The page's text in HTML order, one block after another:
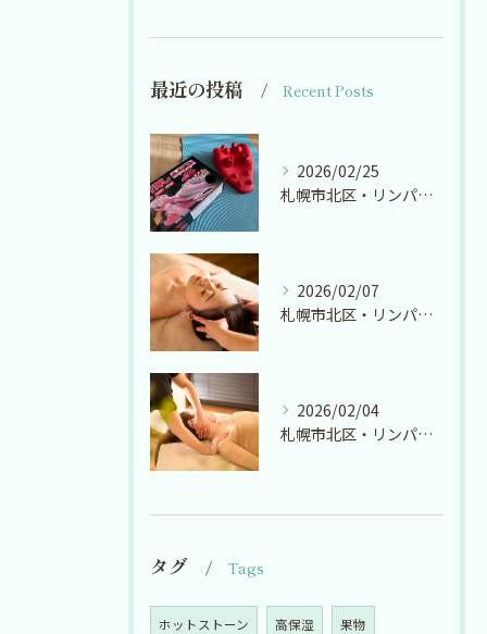
最近の投稿 Recent Posts
2026/02/25
札幌市北区・リンパマッサージ・ヘッドスパ【リラクゼーションサロン ここの】確定申告終了！！！
2026/02/07
札幌市北区・リンパマッサージ・ヘッドスパ【リラクゼーションサロン ここの】冷え切った身体に！オイルマッサージ＆ヘッドスパで極上の温活を
2026/02/04
札幌市北区・リンパマッサージ・ヘッドスパ【リラクゼーションサロン ここの】2月！
タグ Tags
ホットストーン 高保湿 果物